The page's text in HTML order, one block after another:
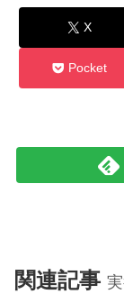
X
Pocket
関連記事